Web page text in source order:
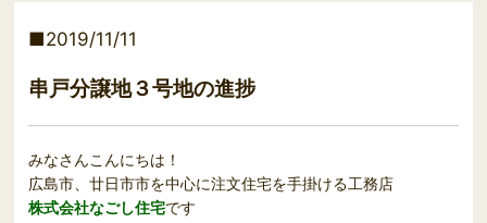
2019/11/11
串戸分譲地３号地の進捗
みなさんこんにちは！
広島市、廿日市市を中心に注文住宅を手掛ける工務店
株式会社なごし住宅です